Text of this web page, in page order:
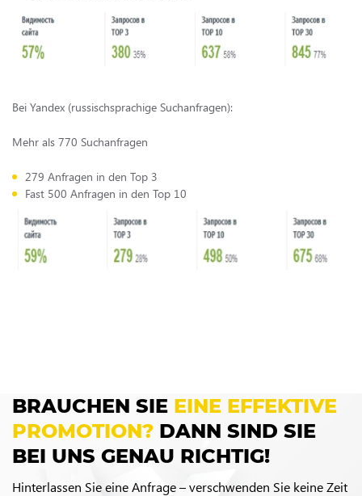
Bei Yandex (russischsprachige Suchanfragen):
Mehr als 770 Suchanfragen
279 Anfragen in den Top 3
Fast 500 Anfragen in den Top 10
BRAUCHEN SIE EINE EFFEKTIVE
PROMOTION? DANN SIND SIE
BEI UNS GENAU RICHTIG!
Hinterlassen Sie eine Anfrage – verschwenden Sie keine Zeit